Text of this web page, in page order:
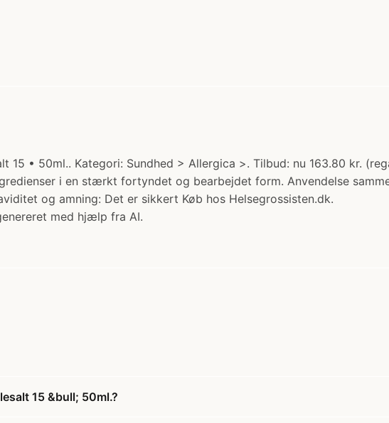
15 • 50ml.. Kategori: Sundhed > Allergica >. Tilbud: nu 163.80 kr.
i en stærkt fortyndet og bearbejdet form. Anvendelse
og amning: Det er sikkert Køb hos Helsegrossisten.dk.
med hjælp fra AI.
15 &bull; 50ml.?